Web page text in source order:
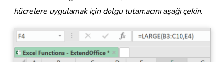
hücrelere uygulamak için dolgu tutamacını aşağı çekin.